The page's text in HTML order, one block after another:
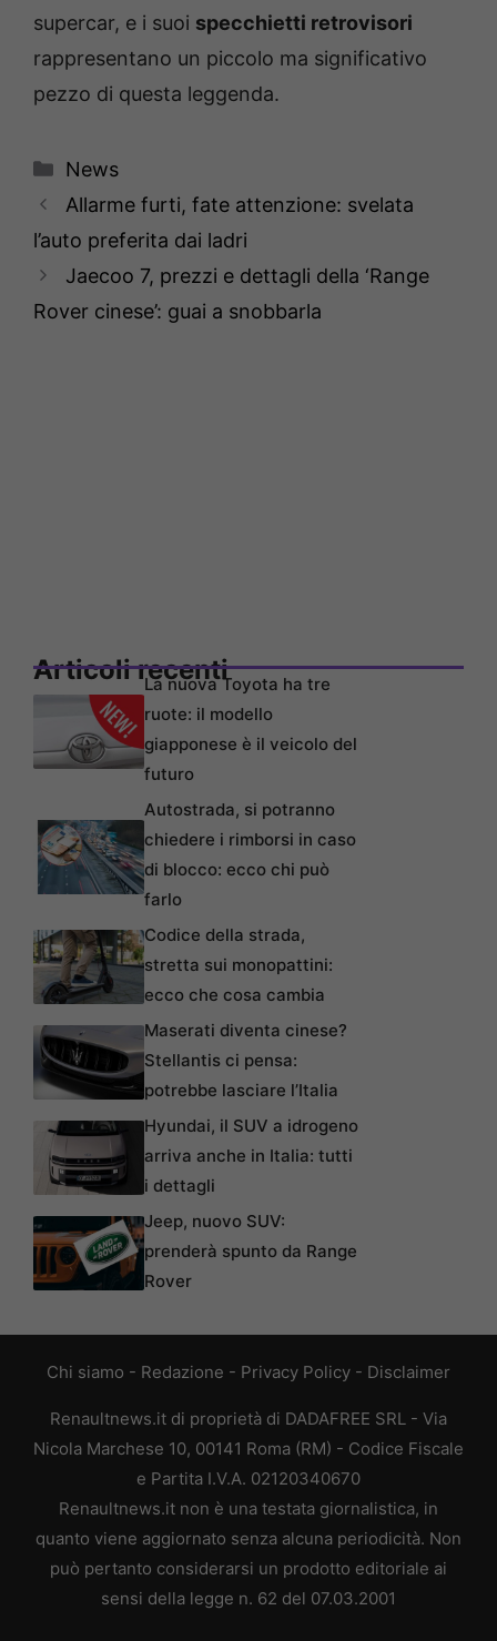
supercar, e i suoi specchietti retrovisori
rappresentano un piccolo ma significativo
pezzo di questa leggenda.
Categorie
News
Allarme furti, fate attenzione: svelata
l’auto preferita dai ladri
Jaecoo 7, prezzi e dettagli della ‘Range
Rover cinese’: guai a snobbarla
Articoli recentiLa nuova Toyota ha tre
ruote: il modello
giapponese è il veicolo del
futuro
Autostrada, si potranno
chiedere i rimborsi in caso
di blocco: ecco chi può
farlo
Codice della strada,
stretta sui monopattini:
ecco che cosa cambia
Maserati diventa cinese?
Stellantis ci pensa:
potrebbe lasciare l’Italia
Hyundai, il SUV a idrogeno
arriva anche in Italia: tutti
i dettagli
Jeep, nuovo SUV:
prenderà spunto da Range
Rover
Chi siamo - Redazione - Privacy Policy - Disclaimer
Renaultnews.it di proprietà di DADAFREE SRL - Via
Nicola Marchese 10, 00141 Roma (RM) - Codice Fiscale
e Partita I.V.A. 02120340670
Renaultnews.it non è una testata giornalistica, in
quanto viene aggiornato senza alcuna periodicità. Non
può pertanto considerarsi un prodotto editoriale ai
sensi della legge n. 62 del 07.03.2001